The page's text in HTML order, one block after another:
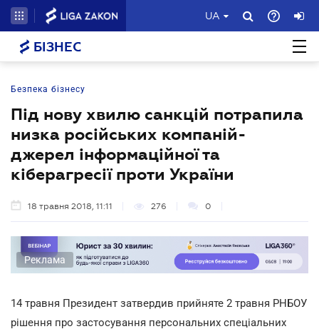
UA
БІЗНЕС
Безпека бізнесу
Під нову хвилю санкцій потрапила
низка російських компаній-
джерел інформаційної та
кіберагресії проти України
18 травня 2018, 11:11 276 0
Реклама
14 травня Президент затвердив прийняте 2 травня РНБОУ
рішення про застосування персональних спеціальних